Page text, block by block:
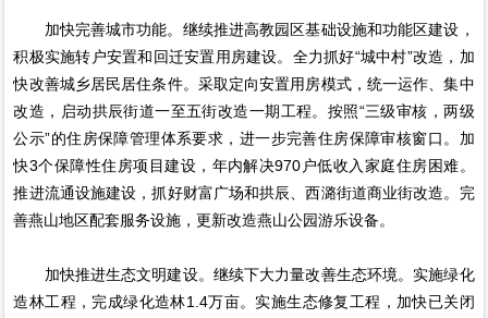
加快完善城市功能。继续推进高教园区基础设施和功能区建设，
积极实施转户安置和回迁安置用房建设。全力抓好“城中村”改造，加
快改善城乡居民居住条件。采取定向安置用房模式，统一运作、集中
改造，启动拱辰街道一至五街改造一期工程。按照“三级审核，两级
公示”的住房保障管理体系要求，进一步完善住房保障审核窗口。加
快3个保障性住房项目建设，年内解决970户低收入家庭住房困难。
推进流通设施建设，抓好财富广场和拱辰、西潞街道商业街改造。完
善燕山地区配套服务设施，更新改造燕山公园游乐设备。
加快推进生态文明建设。继续下大力量改善生态环境。实施绿化
造林工程，完成绿化造林1.4万亩。实施生态修复工程，加快已关闭